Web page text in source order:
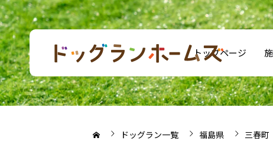
トップページ
ドッグラン一覧 福島県 三春町